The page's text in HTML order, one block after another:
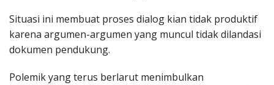
Situasi ini membuat proses dialog kian tidak produktif
karena argumen-argumen yang muncul tidak dilandasi
dokumen pendukung.
Polemik yang terus berlarut menimbulkan